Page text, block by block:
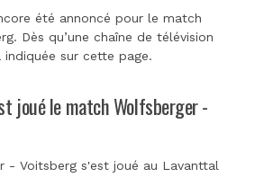
été annoncé pour le match
Dès qu’une chaîne de télévision
indiquée sur cette page.
joué le match Wolfsberger -
- Voitsberg s'est joué au Lavanttal